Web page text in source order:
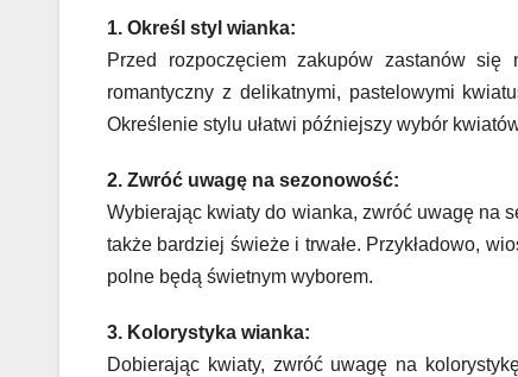
1. Określ styl wianka:
Przed rozpoczęciem zakupów zastanów
romantyczny z delikatnymi, pastelowymi
Określenie stylu ułatwi późniejszy wybór
2. Zwróć uwagę na sezonowość:
Wybierając kwiaty do wianka, zwróć uwagę na
także bardziej świeże i trwałe. Przykładowo,
polne będą świetnym wyborem.
3. Kolorystyka wianka:
Dobierając kwiaty, zwróć uwagę na